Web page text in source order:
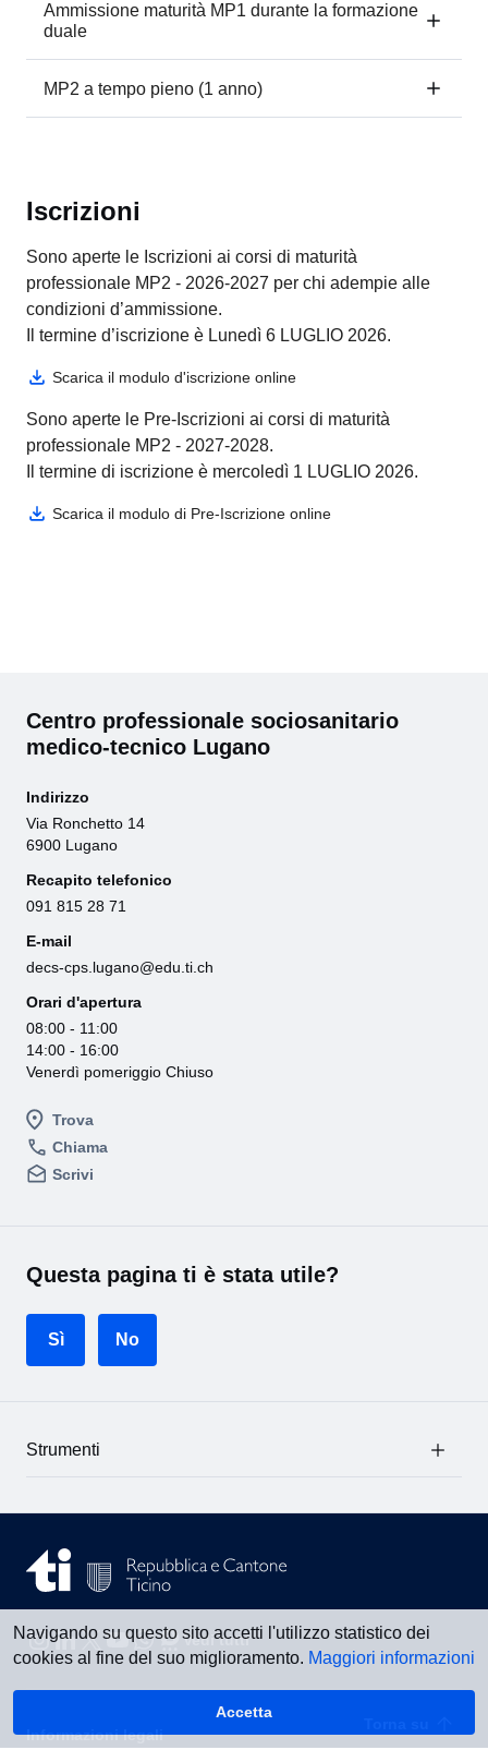
Navigando su questo sito accetti l'utilizzo statistico dei
cookies al fine del suo miglioramento. Maggiori informazioni
Accetta
Ammissione maturità MP1 durante la formazione
duale
MP2 a tempo pieno (1 anno)
Iscrizioni
Sono aperte le Iscrizioni ai corsi di maturità
professionale MP2 - 2026-2027 per chi adempie alle
condizioni d’ammissione.
Il termine d’iscrizione è Lunedì 6 LUGLIO 2026.
Scarica il modulo d'iscrizione online
Sono aperte le Pre-Iscrizioni ai corsi di maturità
professionale MP2 - 2027-2028.
Il termine di iscrizione è mercoledì 1 LUGLIO 2026.
Scarica il modulo di Pre-Iscrizione online
Centro professionale sociosanitario
medico-tecnico Lugano
Trova
Chiama
Scrivi
Indirizzo
Via Ronchetto 14
6900 Lugano
Recapito telefonico
091 815 28 71
E-mail
decs-cps.lugano@edu.ti.ch
Orari d'apertura
08:00 - 11:00
14:00 - 16:00
Venerdì pomeriggio Chiuso
Questa pagina ti è stata utile?
Sì No
Strumenti
Vedi tutti
Informazioni legali